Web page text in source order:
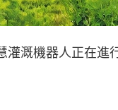
灌溉機器人正在進